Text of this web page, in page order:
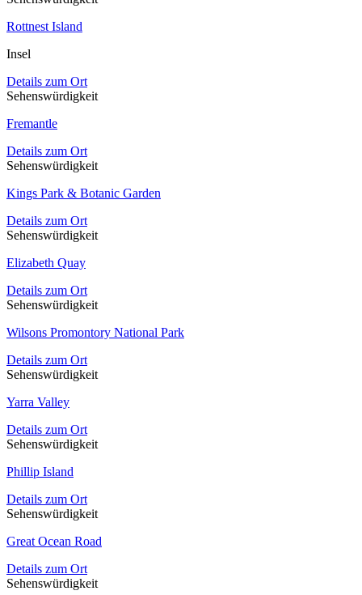
Rottnest Island
Insel
Details zum Ort
Sehenswürdigkeit
Fremantle
Details zum Ort
Sehenswürdigkeit
Kings Park & Botanic Garden
Details zum Ort
Sehenswürdigkeit
Elizabeth Quay
Details zum Ort
Sehenswürdigkeit
Wilsons Promontory National Park
Details zum Ort
Sehenswürdigkeit
Yarra Valley
Details zum Ort
Sehenswürdigkeit
Phillip Island
Details zum Ort
Sehenswürdigkeit
Great Ocean Road
Details zum Ort
Sehenswürdigkeit